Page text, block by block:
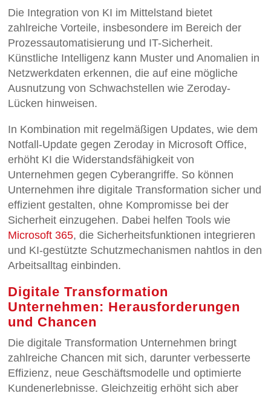
Die Integration von KI im Mittelstand bietet
zahlreiche Vorteile, insbesondere im Bereich der
Prozessautomatisierung und IT-Sicherheit.
Künstliche Intelligenz kann Muster und Anomalien in
Netzwerkdaten erkennen, die auf eine mögliche
Ausnutzung von Schwachstellen wie Zeroday-
Lücken hinweisen.
In Kombination mit regelmäßigen Updates, wie dem
Notfall-Update gegen Zeroday in Microsoft Office,
erhöht KI die Widerstandsfähigkeit von
Unternehmen gegen Cyberangriffe. So können
Unternehmen ihre digitale Transformation sicher und
effizient gestalten, ohne Kompromisse bei der
Sicherheit einzugehen. Dabei helfen Tools wie
Microsoft 365, die Sicherheitsfunktionen integrieren
und KI-gestützte Schutzmechanismen nahtlos in den
Arbeitsalltag einbinden.
Digitale Transformation
Unternehmen: Herausforderungen
und Chancen
Die digitale Transformation Unternehmen bringt
zahlreiche Chancen mit sich, darunter verbesserte
Effizienz, neue Geschäftsmodelle und optimierte
Kundenerlebnisse. Gleichzeitig erhöht sich aber